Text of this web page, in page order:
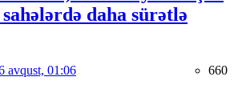
daha sürətlə
avqust, 01:06 660